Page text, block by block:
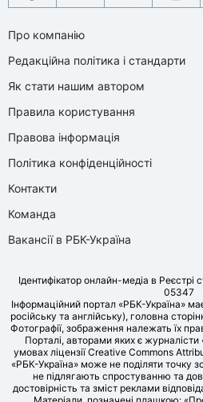
Про компанію
Редакційна політика і стандарти
Як стати нашим автором
Правила користування
Правова інформація
Політика конфіденційності
Контакти
Команда
Вакансії в РБК-Україна
Ідентифікатор онлайн-медіа в Реєстрі
05347
Інформаційний портал «РБК-Україна»
російську та англійську), головна
Фотографії, зображення належать їх
Порталі, авторами яких є журналісти
умовах ліцензії Creative Commons
«РБК-Україна» може не поділяти точку
не підлягають спростуванню та
достовірність та зміст реклами